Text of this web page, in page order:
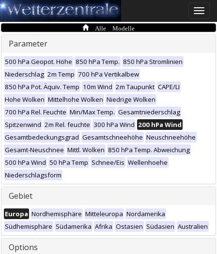
Toggle
Alle Modelle
Parameter
500 hPa Geopot. Höhe 850 hPa Temp. 850 hPa Stromlinien
Niederschlag 2m Temp 700 hPa Vertikalbew
850 hPa Pot. Äquiv. Temp 10m Wind 2m Taupunkt CAPE/LI
Hohe Wolken Mittelhohe Wolken Niedrige Wolken
700 hPa Rel. Feuchte Min/Max Temp. Gesamtniederschlag
Spitzenwind 2m Rel. feuchte 300 hPa Wind 200 hPa Wind
Gesamtbedeckungsgrad Gesamtschneehöhe Neuschneehöhe
Gesamt-Neuschnee Mittl. Wolken 850 hPa Temp. Abweichung
500 hPa Wind 50 hPa Temp Schnee/Eis Wellenhoehe
Niederschlagsform
Gebiet
Europa Nordhemisphäre Mitteleuropa Nordamerika
Südhemisphäre Südamerika Afrika Ostasien Südasien Australien
Options